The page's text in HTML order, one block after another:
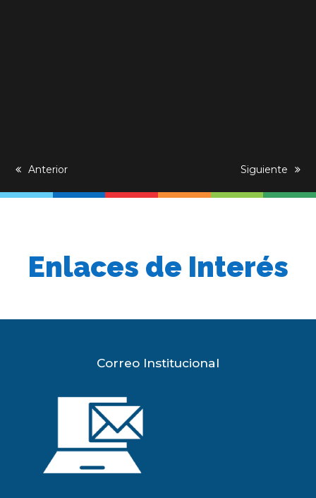
previous
Anterior
next
Siguiente
Enlaces de Interés
Correo Institucional